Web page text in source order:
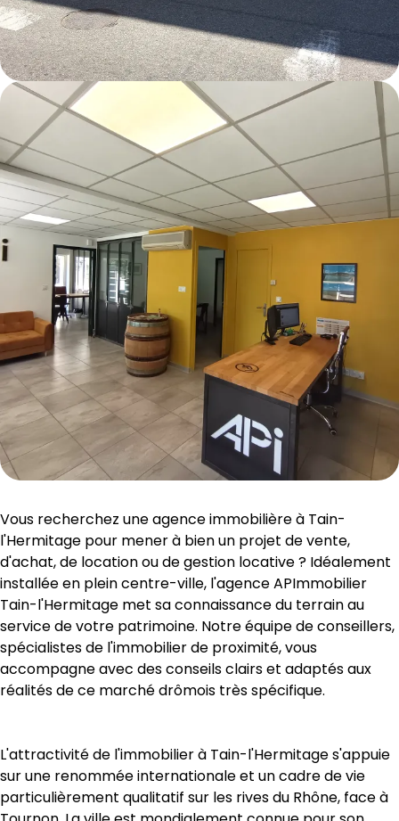
Vous recherchez une agence immobilière à Tain-
l'Hermitage pour mener à bien un projet de vente,
d'achat, de location ou de gestion locative ? Idéalement
installée en plein centre-ville, l'agence APImmobilier
Tain-l'Hermitage met sa connaissance du terrain au
service de votre patrimoine. Notre équipe de conseillers,
spécialistes de l'immobilier de proximité, vous
accompagne avec des conseils clairs et adaptés aux
réalités de ce marché drômois très spécifique.
L'attractivité de l'immobilier à Tain-l'Hermitage s'appuie
sur une renommée internationale et un cadre de vie
particulièrement qualitatif sur les rives du Rhône, face à